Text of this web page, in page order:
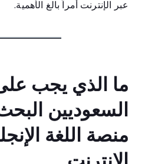
عبر الإنترنت أمراً بالغ الأهمية.
ما الذي يجب على
السعوديين
منصة اللغة